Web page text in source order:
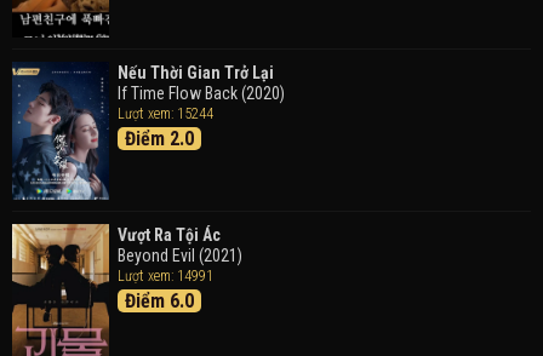
Trong Tranh
Doraemon the Movie: Nobita's Art World Tales (2025)
Tháng Ngày Tươi Đẹp
Nếu Thời Gian Trở Lại
If Time Flow Back (2020)
Lượt xem: 15244
Điểm 2.0
Vượt Ra Tội Ác
Beyond Evil (2021)
Lượt xem: 14991
Điểm 6.0